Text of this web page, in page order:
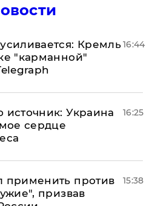
Кремль
"карманной"
16:44
Украина
сердце
16:25
применить против
призвав
15:38